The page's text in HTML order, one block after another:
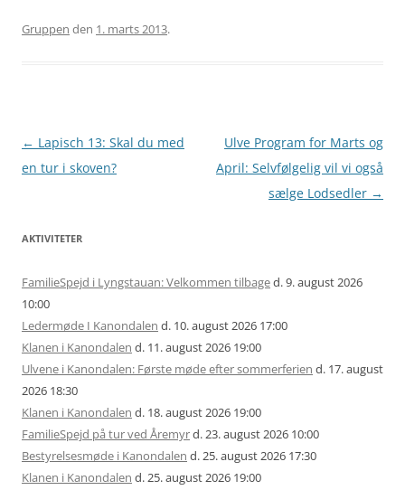
Gruppen den 1. marts 2013.
Artikel
navigation
← Lapisch 13: Skal du med
en tur i skoven?
Ulve Program for Marts og
April: Selvfølgelig vil vi også
sælge Lodsedler →
AKTIVITETER
FamilieSpejd i Lyngstauan: Velkommen tilbaged. 9. august 2026
10:00
Ledermøde I Kanondalen d. 10. august 2026 17:00
Klanen i Kanondalen d. 11. august 2026 19:00
Ulvene i Kanondalen: Første møde efter sommerferien d. 17. august
2026 18:30
Klanen i Kanondalen d. 18. august 2026 19:00
FamilieSpejd på tur ved Åremyrd. 23. august 2026 10:00
Bestyrelsesmøde i Kanondalen d. 25. august 2026 17:30
Klanen i Kanondalen d. 25. august 2026 19:00